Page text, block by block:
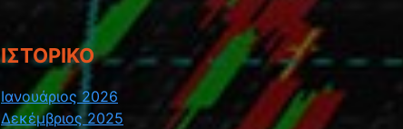
ΙΣΤΟΡΙΚΌ
Ιανουάριος 2026
Δεκέμβριος 2025